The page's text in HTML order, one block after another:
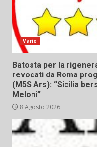
Varie
Batosta per la
revocati da Roma
(M5S Ars): “Sicilia
Meloni”
8 Agosto 2026